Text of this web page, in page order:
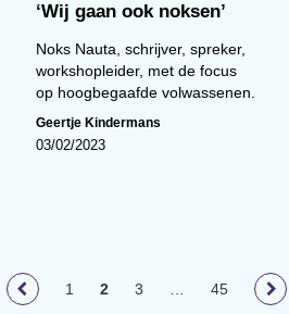
‘Wij gaan ook noksen’
Noks Nauta, schrijver, spreker,
workshopleider, met de focus
op hoogbegaafde volwassenen.
Geertje Kindermans
03/02/2023
1 2 3 45